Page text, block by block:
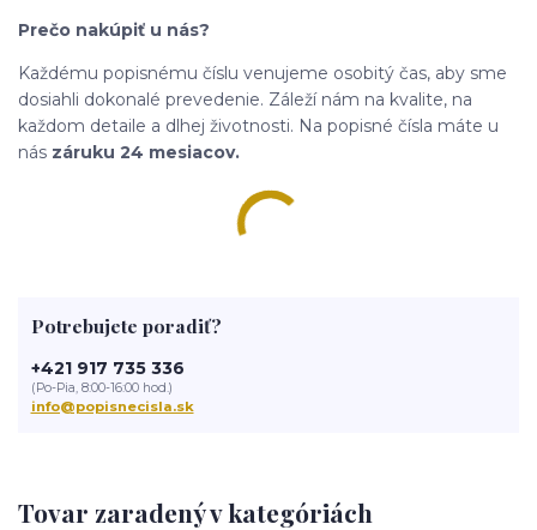
Prečo nakúpiť u nás?
Každému popisnému číslu venujeme osobitý čas, aby sme
dosiahli dokonalé prevedenie. Záleží nám na kvalite, na
každom detaile a dlhej životnosti. Na popisné čísla máte u
nás záruku 24 mesiacov.
Tovar zaradený v kategóriách
Potrebujete poradiť?
+421 917 735 336
(Po-Pia, 8:00-16:00 hod.)
info@popisnecisla.sk